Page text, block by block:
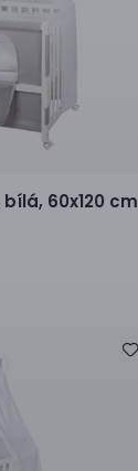
bílá, 60x120 cm